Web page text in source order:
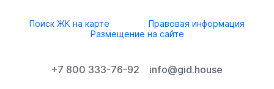
Поиск ЖК на карте
Правовая информация
Размещение на сайте
+7 800 333-76-92 info@gid.house